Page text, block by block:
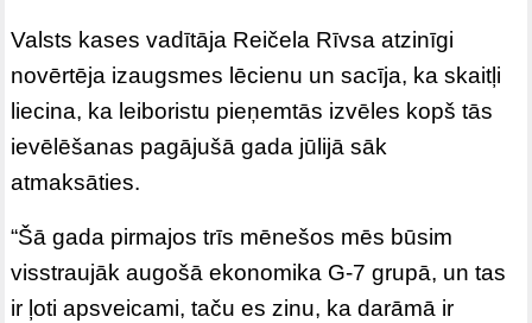
Valsts kases vadītāja Reičela Rīvsa atzinīgi
novērtēja izaugsmes lēcienu un sacīja, ka skaitļi
liecina, ka leiboristu pieņemtās izvēles kopš tās
ievēlēšanas pagājušā gada jūlijā sāk
atmaksāties.
“Šā gada pirmajos trīs mēnešos mēs būsim
visstraujāk augošā ekonomika G-7 grupā, un tas
ir ļoti apsveicami, taču es zinu, ka darāmā ir